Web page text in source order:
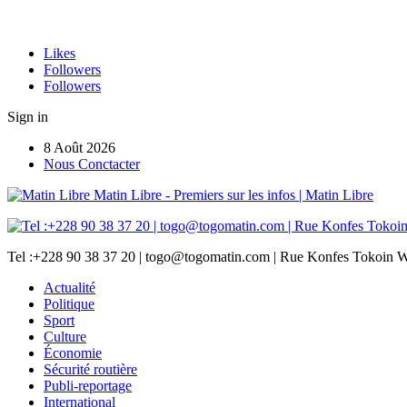
Likes
Followers
Followers
Sign in
8 Août 2026
Nous Conctacter
Matin Libre - Premiers sur les infos | Matin Libre
Tel :+228 90 38 37 20 | togo@togomatin.com | Rue Konfes Tokoin
Actualité
Politique
Sport
Culture
Économie
Sécurité routière
Publi-reportage
International